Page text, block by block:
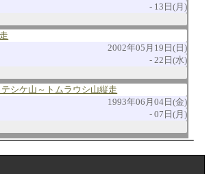
13日(月)
2002年05月19日(日)
22日(水)
シケ山～トムラウシ山縦走
1993年06月04日(金)
07日(月)